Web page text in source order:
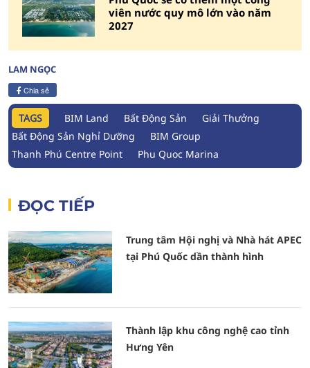
viên nước quy mô lớn vào năm
2027
LAM NGỌC
Chia sẻ
TAGS BIM Land Bất Động Sản
Giải Thưởng
Bất Động Sản Nghỉ Dưỡng
BIM Group
Thanh Phú Centre Point
Phu Quoc Marina
ĐỌC TIẾP
Trung tâm Hội nghị và Nhà hát APEC
tại Phú Quốc dần thành hình
Thành lập khu công nghệ cao tỉnh
Hưng Yên